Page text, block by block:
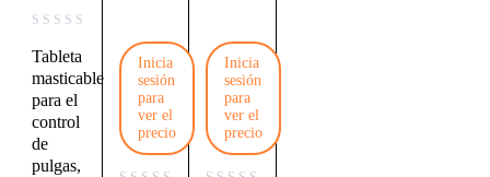
Tableta
masticable
para el
control
de
pulgas,
Inicia
sesión
para
ver el
precio
Inicia
sesión
para
ver el
precio